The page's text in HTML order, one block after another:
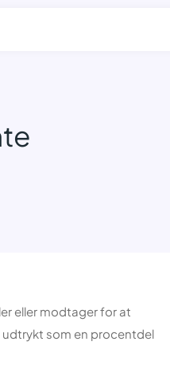
eller modtager for at
udtrykt som en procentdel